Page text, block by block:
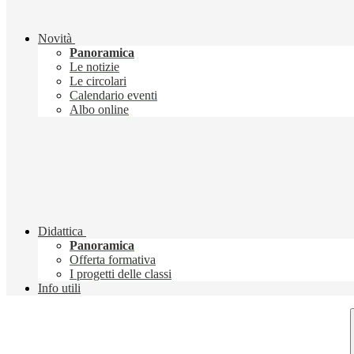
Novità
Panoramica
Le notizie
Le circolari
Calendario eventi
Albo online
Didattica
Panoramica
Offerta formativa
I progetti delle classi
Info utili